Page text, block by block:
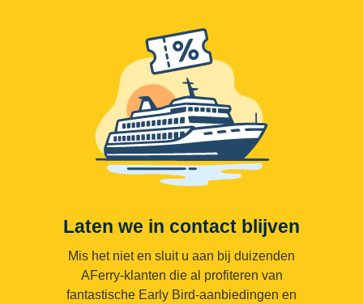
Laten we in contact blijven
Mis het niet en sluit u aan bij duizenden
AFerry-klanten die al profiteren van
fantastische Early Bird-aanbiedingen en